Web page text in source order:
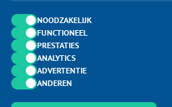
DUIJVELAAR E-COMMERCE
CONTACTEN
NOODZAKELIJK
FUNCTIONEEL
PRESTATIES
ANALYTICS
ADVERTENTIE
ANDEREN